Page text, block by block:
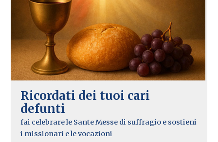
Ricordati dei tuoi cari
defunti
fai celebrare le Sante Messe di suffragio e sostieni
i missionari e le vocazioni